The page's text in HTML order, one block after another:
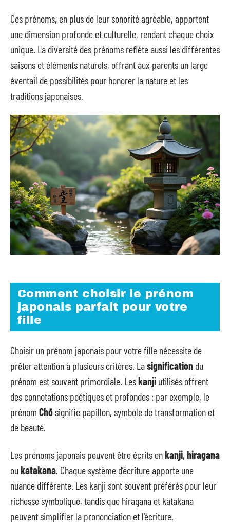
Ces prénoms, en plus de leur sonorité agréable, apportent
une dimension profonde et culturelle, rendant chaque choix
unique. La diversité des prénoms reflète aussi les différentes
saisons et éléments naturels, offrant aux parents un large
éventail de possibilités pour honorer la nature et les
traditions japonaises.
Comment choisir le prénom
japonais parfait pour votre
fille
Choisir un prénom japonais pour votre fille nécessite de
prêter attention à plusieurs critères. Lasignification du
prénom est souvent primordiale. Leskanji utilisés offrent
des connotations poétiques et profondes : par exemple, le
prénom Chōsignifie papillon, symbole de transformation et
de beauté.
Les prénoms japonais peuvent être écrits enkanji, hiragana
oukatakana . Chaque système d’écriture apporte une
nuance différente. Les kanji sont souvent préférés pour leur
richesse symbolique, tandis que hiragana et katakana
peuvent simplifier la prononciation et l’écriture.